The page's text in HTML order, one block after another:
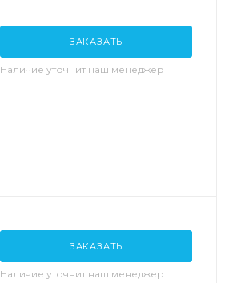
ЗАКАЗАТЬ
Наличие уточнит наш менеджер
ЗАКАЗАТЬ
Наличие уточнит наш менеджер